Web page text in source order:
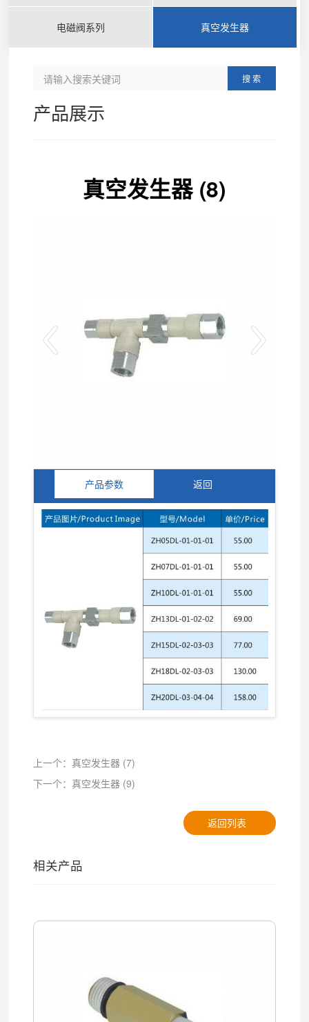
电磁阀系列 真空发生器
搜 索
产品展示
真空发生器 (8)
产品参数 返回
上一个：真空发生器 (7)
下一个：真空发生器 (9)
返回列表
相关产品